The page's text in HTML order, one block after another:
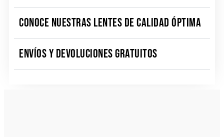
CONOCE NUESTRAS LENTES DE CALIDAD ÓPTIMA
ENVÍOS Y DEVOLUCIONES GRATUITOS